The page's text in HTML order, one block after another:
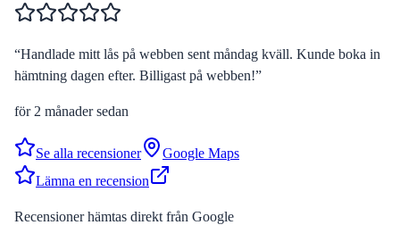
“Handlade mitt lås på webben sent måndag kväll. Kunde boka in
hämtning dagen efter. Billigast på webben!”
för 2 månader sedan
Se alla recensioner
Google Maps
Lämna en recension
Recensioner hämtas direkt från Google